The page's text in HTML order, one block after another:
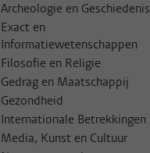
Archeologie en Geschiedenis
Exact en
Informatiewetenschappen
Filosofie en Religie
Gedrag en Maatschappij
Gezondheid
Internationale Betrekkingen
Media, Kunst en Cultuur